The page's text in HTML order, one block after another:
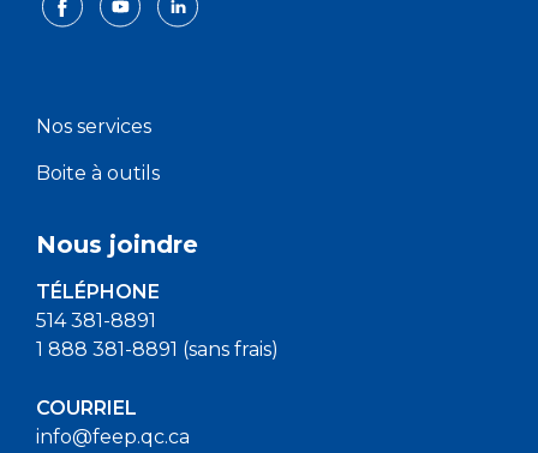
Nos services
Boite à outils
Nous joindre
TÉLÉPHONE
514 381-8891
1 888 381-8891 (sans frais)
COURRIEL
info@feep.qc.ca